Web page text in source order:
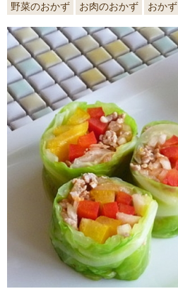
野菜のおかず
お肉のおかず おかず